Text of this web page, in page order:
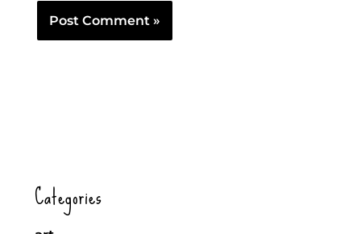
Categories